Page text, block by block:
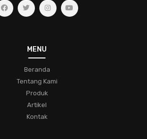
kecantikanalami ruanghijau
desain-taman
tipstamanhias
pohon-miniatur
trikbertanam
MENU
Beranda
Tentang Kami
Produk
Artikel
Kontak